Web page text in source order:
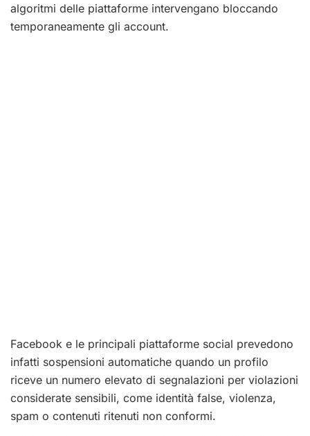
algoritmi delle piattaforme intervengano bloccando
temporaneamente gli account.
Facebook e le principali piattaforme social prevedono
infatti sospensioni automatiche quando un profilo
riceve un numero elevato di segnalazioni per violazioni
considerate sensibili, come identità false, violenza,
spam o contenuti ritenuti non conformi.